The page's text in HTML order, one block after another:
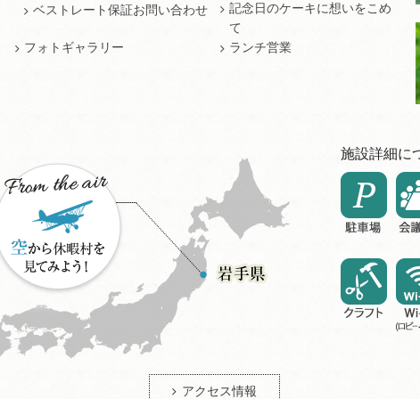
ベストレート保証お問い合わせ
フォトギャラリー
記念日のケーキに想いをこめ
て
ランチ営業
アクセス情報
施設詳細に